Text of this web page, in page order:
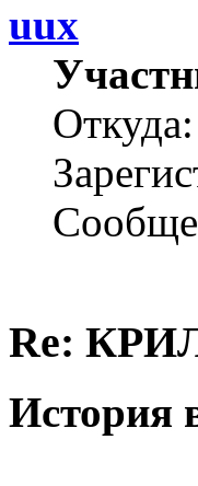
uux
Re:
История